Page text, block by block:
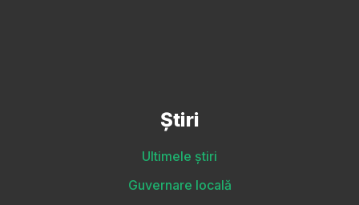
Știri
Ultimele știri
Guvernare locală